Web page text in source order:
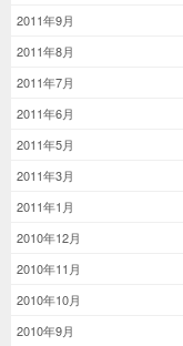
2011年9月
2011年8月
2011年7月
2011年6月
2011年5月
2011年3月
2011年1月
2010年12月
2010年11月
2010年10月
2010年9月